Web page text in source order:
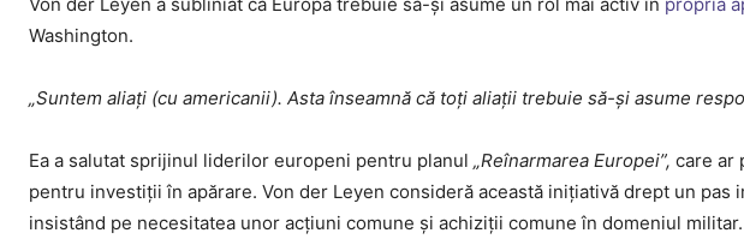
Washington.
„Suntem aliați (cu americanii). Asta înseamnă că toți aliații trebuie să-și asume
Ea a salutat sprijinul liderilor europeni pentru planul „Reînarmarea Europei”, care ar
pentru investiții în apărare. Von der Leyen consideră această inițiativă drept un pas
insistând pe necesitatea unor acțiuni comune și achiziții comune în domeniul militar.